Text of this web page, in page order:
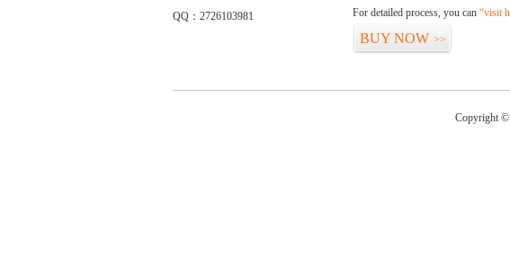
QQ：2726103981
For detailed process, you can “visit
BUY NOW >>
Copyright ©